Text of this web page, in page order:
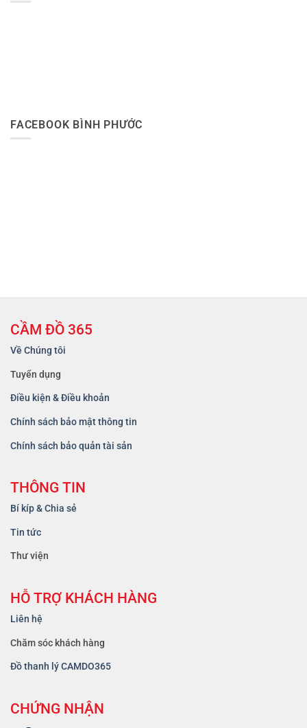
FACEBOOK BÌNH PHƯỚC
CẦM ĐỒ 365
Về Chúng tôi
Tuyển dụng
Điều kiện & Điều khoản
Chính sách bảo mật thông tin
Chính sách bảo quản tài sản
THÔNG TIN
Bí kíp & Chia sẻ
Tin tức
Thư viện
HỖ TRỢ KHÁCH HÀNG
Liên hệ
Chăm sóc khách hàng
Đồ thanh lý CAMDO365
CHỨNG NHẬN